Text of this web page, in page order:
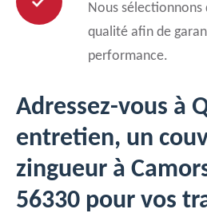
Nous
qualité afin de
performance.
Adressez-vous à
entretien, un
zingueur à
56330 pour vos